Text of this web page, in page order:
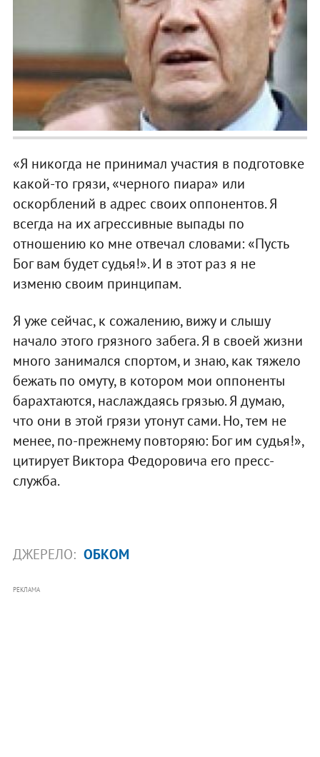
«Я никогда не принимал участия в подготовке
какой-то грязи, «черного пиара» или
оскорблений в адрес своих оппонентов. Я
всегда на их агрессивные выпады по
отношению ко мне отвечал словами: «Пусть
Бог вам будет судья!». И в этот раз я не
изменю своим принципам.
Я уже сейчас, к сожалению, вижу и слышу
начало этого грязного забега. Я в своей жизни
много занимался спортом, и знаю, как тяжело
бежать по омуту, в котором мои оппоненты
барахтаются, наслаждаясь грязью. Я думаю,
что они в этой грязи утонут сами. Но, тем не
менее, по-прежнему повторяю: Бог им судья!»,
цитирует Виктора Федоровича его пресс-
служба.
ДЖЕРЕЛО: ОБКОМ
РЕКЛАМА